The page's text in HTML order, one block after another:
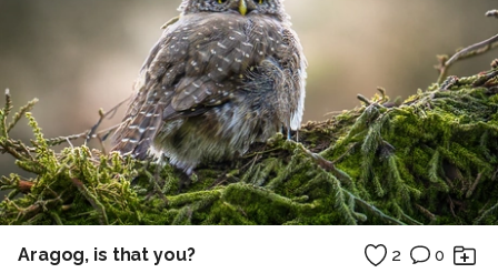
Aragog, is that you? 2 0